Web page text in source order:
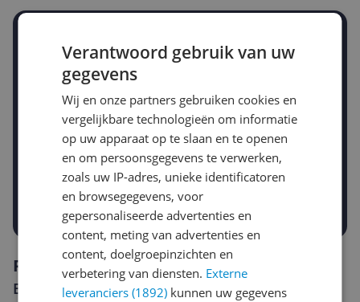
Krijg een seintje zodra de prijs zakt
Jouw e-mailadres
Gewenste daling of bedrag
-10% -15%
Gewenste prijs
€
Prijsalert aanzetten
Reviews
Er zijn nog geen reviews geschreven
Verantwoord gebruik van uw
gegevens
Wij en onze partners gebruiken cookies en
vergelijkbare technologieën om informatie
op uw apparaat op te slaan en te openen
en om persoonsgegevens te verwerken,
zoals uw IP-adres, unieke identificatoren
en browsegegevens, voor
gepersonaliseerde advertenties en
content, meting van advertenties en
content, doelgroepinzichten en
verbetering van diensten. Externe
leveranciers (1892) kunnen uw gegevens